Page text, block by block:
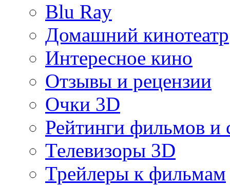
Blu Ray
Домашний кинотеатр
Интересное кино
Отзывы и рецензии
Очки 3D
Рейтинги фильмов и
Телевизоры 3D
Трейлеры к фильмам